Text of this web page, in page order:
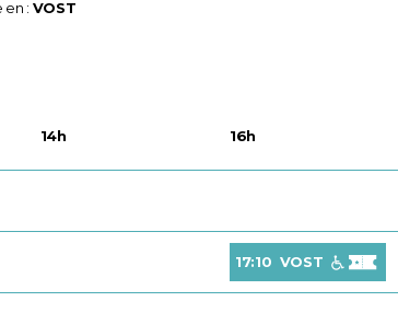
en : VOST
14h 16h
17:10 VOST